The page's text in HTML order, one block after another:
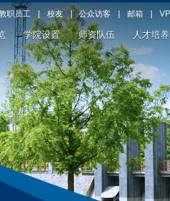
职员工 校友 | 公众访客 邮箱
学院设置 师资队伍 人才培养